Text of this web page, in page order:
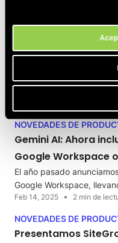
Guía práctica de
de clientes con
NOVEDADES DE
Gemini AI: Ahora
Google Workspace
El año pasado
Google Workspace,
Feb 14, 2025 2 min de
NOVEDADES DE
Presentamos